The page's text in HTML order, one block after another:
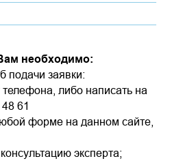
необходимо:
подачи заявки:
либо написать на
61
форме на данном сайте,
эксперта;